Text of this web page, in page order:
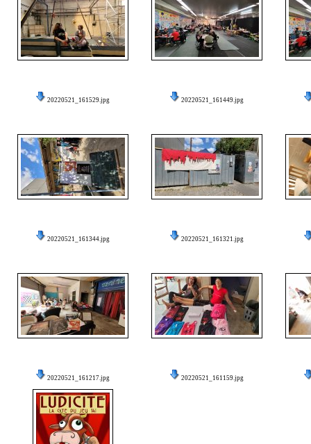
20220521_161529.jpg 20220521_161449.jpg
20220521_161344.jpg 20220521_161321.jpg
20220521_161217.jpg 20220521_161159.jpg